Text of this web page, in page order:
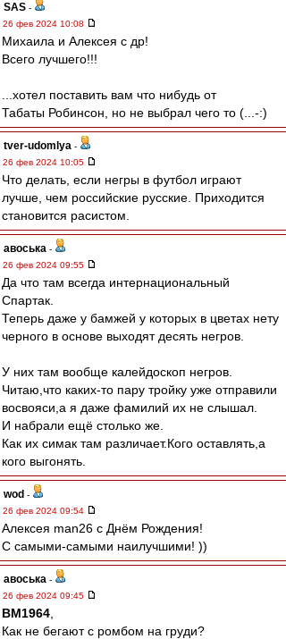
SAS -
26 фев 2024 10:08
Михаила и Алексея с др!
Всего лучшего!!!
...хотел поставить вам что нибудь от
Табаты Робинсон, но не выбрал чего то (...-:)
tver-udomlya -
26 фев 2024 10:05
Что делать, если негры в футбол играют
лучше, чем российские русские. Приходится
становится расистом.
авоська -
26 фев 2024 09:55
Да что там всегда интернациональный
Спартак.
Теперь даже у бамжей у которых в цветах нету
черного в основе выходят десять негров.
У них там вообще калейдоскоп негров.
Читаю,что каких-то пару тройку уже отправили
восвояси,а я даже фамилий их не слышал.
И набрали ещё столько же.
Как их симак там различает.Кого оставлять,а
кого выгонять.
wod -
26 фев 2024 09:54
Алексея man26 с Днём Рождения!
С самыми-самыми наилучшими! ))
авоська -
26 фев 2024 09:45
BM1964
Как не бегают с ромбом на груди?